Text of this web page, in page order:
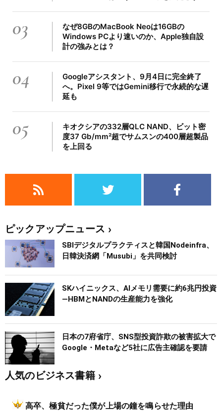
03
なぜ8GBのMacBook Neoは16GBの
Windows PCより速いのか、Apple独自設
計の強みとは？
04
Googleアシスタント、9月4日に完全終了
へ。Pixel 9等ではGemini移行で永続的な遅
延も
05
キオクシアの332層QLC NAND、ビット密
度37 Gb/mm²超でサムスンの400層超製品
を上回る
ピックアップニュース
SBIデジタルプラクティスと韓国Nodeinfra、
日韓決済網「Musubi」を共同検討
SKハイニックス、AIメモリ需要に約6兆円投資
―HBMとNANDの生産能力を強化
日本の7府省庁、SNS型投資詐欺の被害拡大で
Google・Metaなど5社に広告主確認を要請
人気のビジネス書籍
高卒、極貧だった僕が上場の鐘を鳴らせた理由